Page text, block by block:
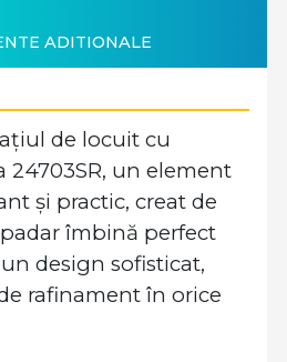
ADITIONALE
de locuit cu
24703SR, un element
și practic, creat de
îmbină perfect
design sofisticat,
rafinament în orice